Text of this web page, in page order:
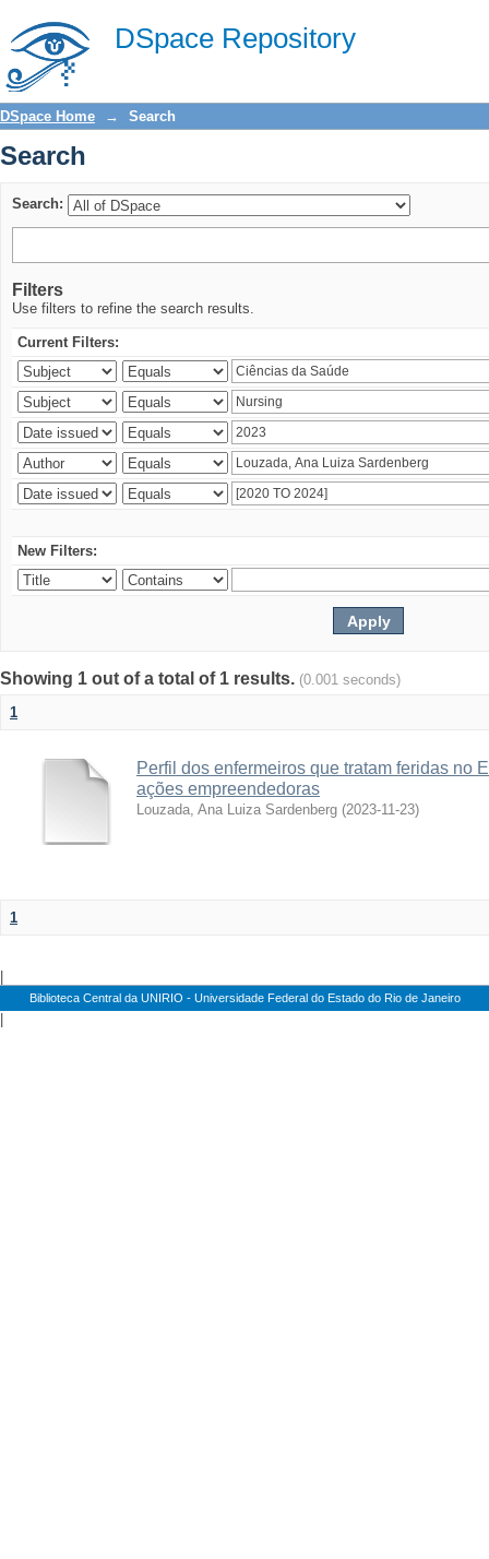
DSpace Repository
Search
DSpace Home → Search
Search
Search:
Filters
Use filters to refine the search results.
Current Filters:
New Filters:
Showing 1 out of a total of 1 results. (0.001 seconds)
1
Perfil dos enfermeiros que tratam feridas no
ações empreendedoras
Louzada, Ana Luiza Sardenberg (2023-11-23)
1
Biblioteca Central da UNIRIO - Universidade Federal do Estado do Rio de Janeiro